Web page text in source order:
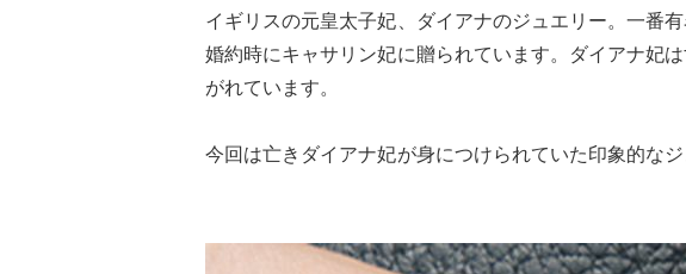
イギリスの元皇太子妃、ダイアナのジュエリー。一番
婚約時にキャサリン妃に贈られています。ダイアナ妃
がれています。
今回は亡きダイアナ妃が身につけられていた印象的な